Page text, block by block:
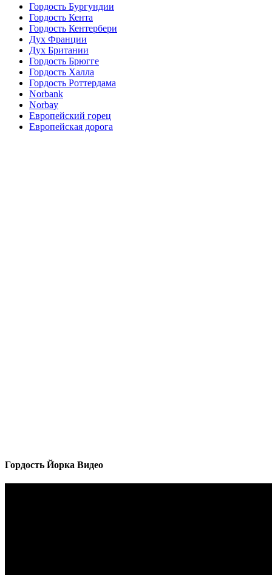
Гордость Бургундии
Гордость Кента
Гордость Кентербери
Дух Франции
Дух Британии
Гордость Брюгге
Гордость Халла
Гордость Роттердама
Norbank
Norbay
Европейский горец
Европейская дорога
Гордость Йорка Видео